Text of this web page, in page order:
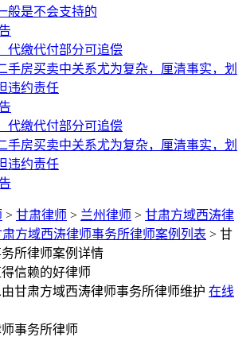
般是不会支持的
代缴代付部分可追偿
手房买卖中关系尤为复杂，厘清事实，划
违约责任
代缴代付部分可追偿
手房买卖中关系尤为复杂，厘清事实，划
违约责任
> 甘肃律师 > 兰州律师 > 甘肃方域西涛律
肃方域西涛律师事务所律师案例列表 > 甘
所律师案例详情
信赖的好律师
甘肃方域西涛律师事务所律师维护 在线